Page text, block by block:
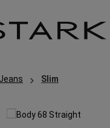
Jeans Slim